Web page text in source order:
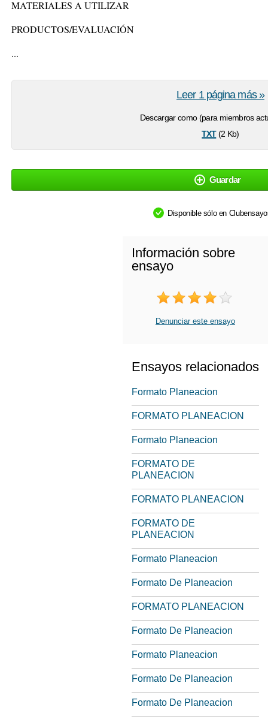
MATERIALES A UTILIZAR
PRODUCTOS/EVALUACIÓN
...
Descargar como (para miembros
txt(2 Kb)
Leer 1 página más »
Guardar
Disponible sólo en
Información sobre
ensayo
Denunciar este ensayo
Ensayos relacionados
Formato Planeacion
FORMATO PLANEACION
Formato Planeacion
FORMATO DE
PLANEACION
FORMATO PLANEACION
FORMATO DE
PLANEACION
Formato Planeacion
Formato De Planeacion
FORMATO PLANEACION
Formato De Planeacion
Formato Planeacion
Formato De Planeacion
Formato De Planeacion